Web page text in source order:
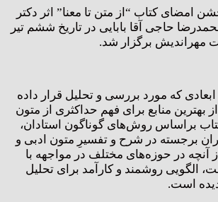
امضای کتاب “از متن تا معنا” اثر دکتر
حاجی آقا بابایی در تاریخ ششم تیر
مهراندیش برگزار شد.
ابعادی که مورد بررسی و تحلیل قرار داده
بهترین منابع برای فهم حداکثری از متون
براساس روش‌های گوناگون استادان،
برجسته در شرح و تفسیرِ متون ادبی و
آنچه در حوزه‌های مختلف در مواجهه با
الگویی روشمند و کارآمد برای تحلیل
‌است.